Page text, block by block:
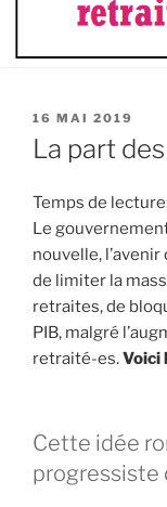
PUBLIÉ
LE
16 MAI 2019
La part
Temps de
Le
nouvelle,
de limiter la
retraites, de
PIB, malgré
retraité-es.Voici
Cette idée
progressiste